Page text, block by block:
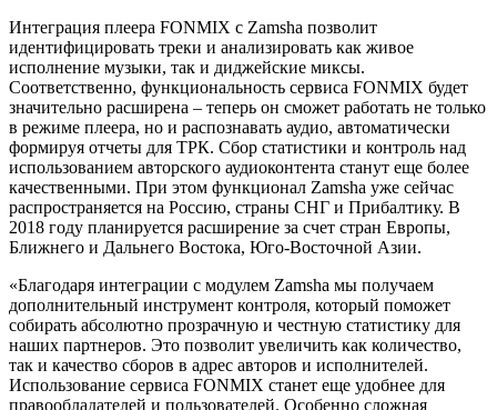
Интеграция плеера FONMIX с Zamsha позволит
идентифицировать треки и анализировать как живое
исполнение музыки, так и диджейские миксы.
Соответственно, функциональность сервиса FONMIX будет
значительно расширена – теперь он сможет работать не только
в режиме плеера, но и распознавать аудио, автоматически
формируя отчеты для ТРК. Сбор статистики и контроль над
использованием авторского аудиоконтента станут еще более
качественными. При этом функционал Zamsha уже сейчас
распространяется на Россию, страны СНГ и Прибалтику. В
2018 году планируется расширение за счет стран Европы,
Ближнего и Дальнего Востока, Юго-Восточной Азии.
«Благодаря интеграции с модулем Zamsha мы получаем
дополнительный инструмент контроля, который поможет
собирать абсолютно прозрачную и честную статистику для
наших партнеров. Это позволит увеличить как количество,
так и качество сборов в адрес авторов и исполнителей.
Использование сервиса FONMIX станет еще удобнее для
правообладателей и пользователей. Особенно сложная